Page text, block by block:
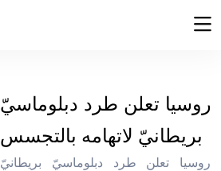
روسيا تعلن طرد دبلوماسيّ
بريطانيّ لاتهامه بالتجسس
روسيا تعلن طرد دبلوماسيّ بريطانيّ